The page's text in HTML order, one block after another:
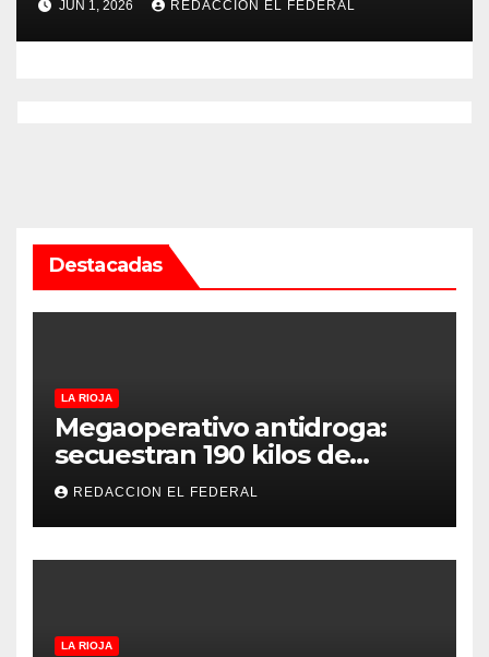
Servicio Penitenciario de La
Rioja
JUN 1, 2026 REDACCION EL FEDERAL
Destacadas
LA RIOJA
Megaoperativo antidroga:
secuestran 190 kilos de
marihuana que tenían como
destino La Rioja y Catamarca
REDACCION EL FEDERAL
LA RIOJA